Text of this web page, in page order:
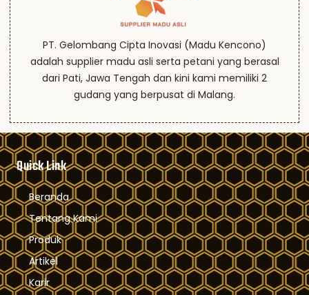
PT. Gelombang Cipta Inovasi (Madu Kencono)
adalah supplier madu asli serta petani yang berasal
dari Pati, Jawa Tengah dan kini kami memiliki 2
gudang yang berpusat di Malang.
Quick Link
Beranda
Tentang Kami
Produk
Artikel
Karir